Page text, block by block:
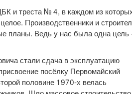
и треста № 4, в каждом из
Производственники и
планы. Ведь у нас была одна
стали сдача в эксплуатацию
посёлку Первомайский
половине 1970-х велась